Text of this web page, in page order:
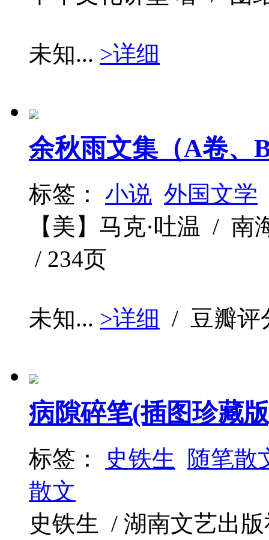
未知... >详细
余秋雨文集（A卷、
标签： 小说 外国文学
【美】马克·吐温 /
/ 234页
未知... >详细 / 豆瓣
病隙碎笔(插图珍藏
标签： 史铁生
随笔散
散文
史铁生 / 湖南文艺出